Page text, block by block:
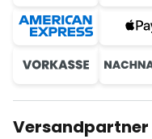
Versandpartner